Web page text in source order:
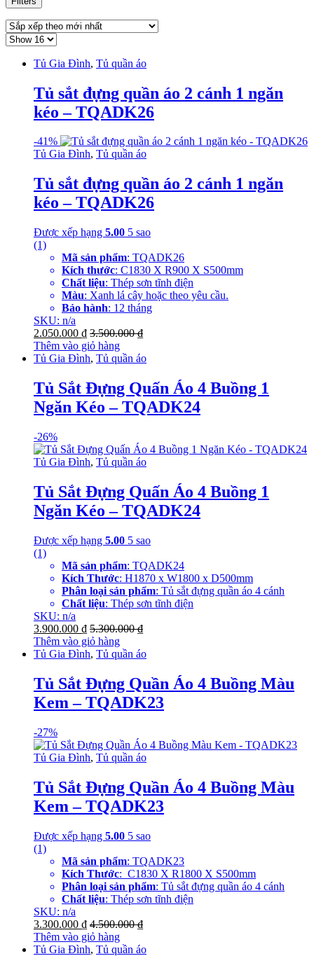
Tủ Gia Đình, Tủ quần áo
Tủ sắt đựng quần áo 2 cánh 1 ngăn
kéo – TQADK26
-41%
Tủ Gia Đình, Tủ quần áo
Tủ sắt đựng quần áo 2 cánh 1 ngăn
kéo – TQADK26
Được xếp hạng 5.00 5 sao
(1)
Mã sản phẩm: TQADK26
Kích thước: C1830 X R900 X S500mm
Chất liệu: Thép sơn tĩnh điện
Màu: Xanh lá cây hoặc theo yêu cầu.
Bảo hành: 12 tháng
SKU: n/a
2.050.000 ₫ 3.500.000₫
Thêm vào giỏ hàng
Tủ Gia Đình, Tủ quần áo
Tủ Sắt Đựng Quấn Áo 4 Buồng 1
Ngăn Kéo – TQADK24
-26%
Tủ Gia Đình, Tủ quần áo
Tủ Sắt Đựng Quấn Áo 4 Buồng 1
Ngăn Kéo – TQADK24
Được xếp hạng 5.00 5 sao
(1)
Mã sản phẩm: TQADK24
Kích Thước: H1870 x W1800 x D500mm
Phân loại sản phẩm: Tủ sắt đựng quần áo 4 cánh
Chất liệu: Thép sơn tĩnh điện
SKU: n/a
3.900.000 ₫ 5.300.000₫
Thêm vào giỏ hàng
Tủ Gia Đình, Tủ quần áo
Tủ Sắt Đựng Quần Áo 4 Buồng Màu
Kem – TQADK23
-27%
Tủ Gia Đình, Tủ quần áo
Tủ Sắt Đựng Quần Áo 4 Buồng Màu
Kem – TQADK23
Được xếp hạng 5.00 5 sao
(1)
Mã sản phẩm: TQADK23
Kích Thước: C1830 X R1800 X S500mm
Phân loại sản phẩm: Tủ sắt đựng quần áo 4 cánh
Chất liệu: Thép sơn tĩnh điện
SKU: n/a
3.300.000 ₫ 4.500.000₫
Thêm vào giỏ hàng
Tủ Gia Đình, Tủ quần áo